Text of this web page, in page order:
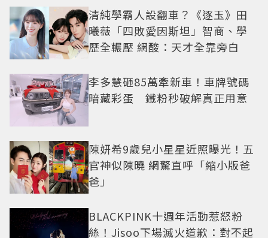
清純學霸人設翻車？《逐玉》田
曦薇「四敗愛因斯坦」智商、學
歷全輾壓 網酸：天才全靠旁白
李多慧砸85萬牽新車！車牌號碼
暗藏彩蛋 鐵粉秒破解真正用意
陳妍希9歲兒小星星近照曝光！五
官神似陳曉 網驚直呼「縮小版爸
爸」
BLACKPINK十週年活動惹怒粉
絲！Jisoo下場滅火道歉：對不起